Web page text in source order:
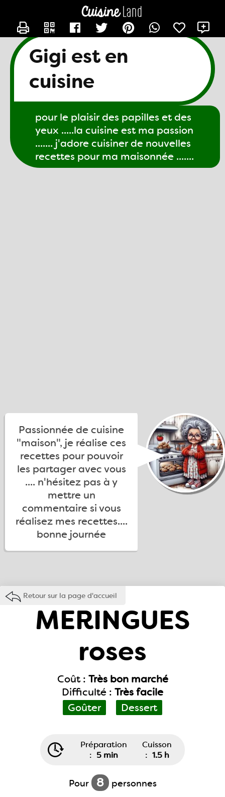
Gigi est en
cuisine
pour le plaisir des papilles et des
yeux .....la cuisine est ma passion
....... j'adore cuisiner de nouvelles
recettes pour ma maisonnée .......
Passionnée de cuisine
"maison", je réalise ces
recettes pour pouvoir
les partager avec vous
.... n'hésitez pas à y
mettre un
commentaire si vous
réalisez mes recettes....
bonne journée
Retour sur la page d'accueil
MERINGUES
roses
Coût : Très bon marché
Difficulté : Très facile
Goûter
Dessert
Préparation
: 5 min
Cuisson
: 1.5 h
Pour 8 personnes
CONTACTER GIGI61